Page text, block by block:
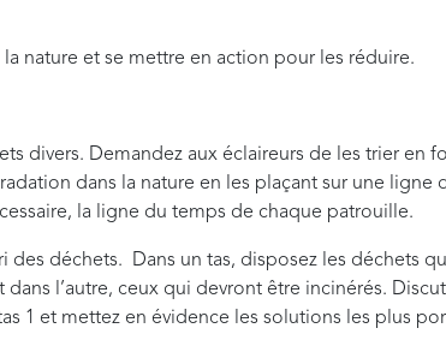
nature et se mettre en action pour les réduire.
divers. Demandez aux éclaireurs de les trier en
dans la nature en les plaçant sur une ligne
la ligne du temps de chaque patrouille.
des déchets. Dans un tas, disposez les déchets
l’autre, ceux qui devront être incinérés.
1 et mettez en évidence les solutions les plus